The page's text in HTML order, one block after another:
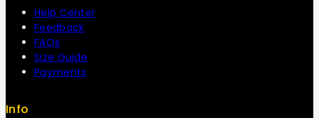
Help Center
Feedback
FAQs
Size Guide
Payments
Info